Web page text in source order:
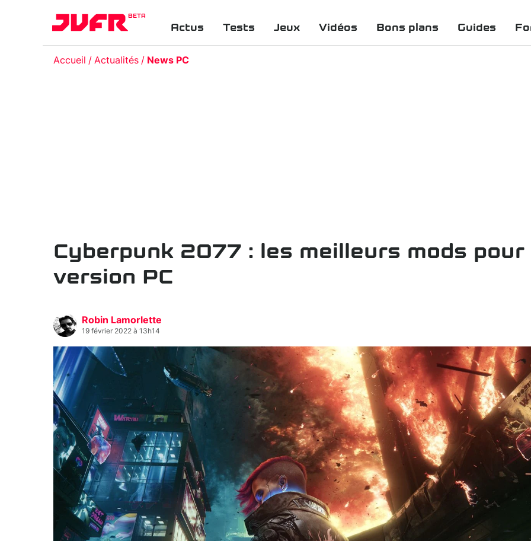
BETA
Actus Tests Jeux Vidéos Bons plans Guides
Accueil Actualités News PC
Cyberpunk 2077 : les meilleurs mods pour
version PC
Robin Lamorlette
19 février 2022 à 13h14